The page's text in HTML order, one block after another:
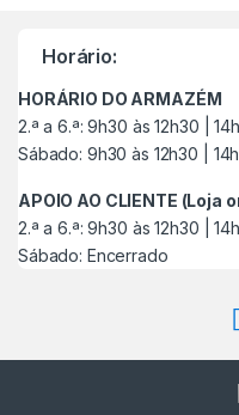
r
Horário:
HORÁRIO DO ARMAZÉM
2.ª a 6.ª: 9h30 às 12h30 |
Sábado: 9h30 às 12h30 |
APOIO AO CLIENTE (Loja
2.ª a 6.ª: 9h30 às 12h30 |
Sábado: Encerrado